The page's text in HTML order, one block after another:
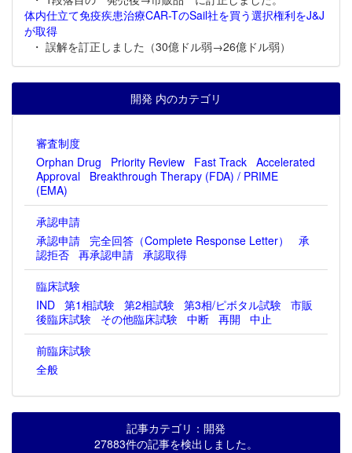
体内仕立て免疫疾患治療CAR-TのSail社を買う選択権利をJ&J
が取得
・ 誤解を訂正しました（30億ドル弱→26億ドル弱）
開発 内のカテゴリ
審査制度
Orphan Drug
Priority Review Fast Track Accelerated
Approval
Breakthrough Therapy (FDA) / PRIME
(EMA)
承認申請
承認申請
完全回答（Complete Response Letter）
承
認拒否 再承認申請 承認取得
臨床試験
IND 第1相試験 第2相試験 第3相/ピボタル試験 市販
後臨床試験
その他臨床試験 中断 再開
中止
前臨床試験
全般
記事カテゴリ：開発
27883件の記事を検出しました。